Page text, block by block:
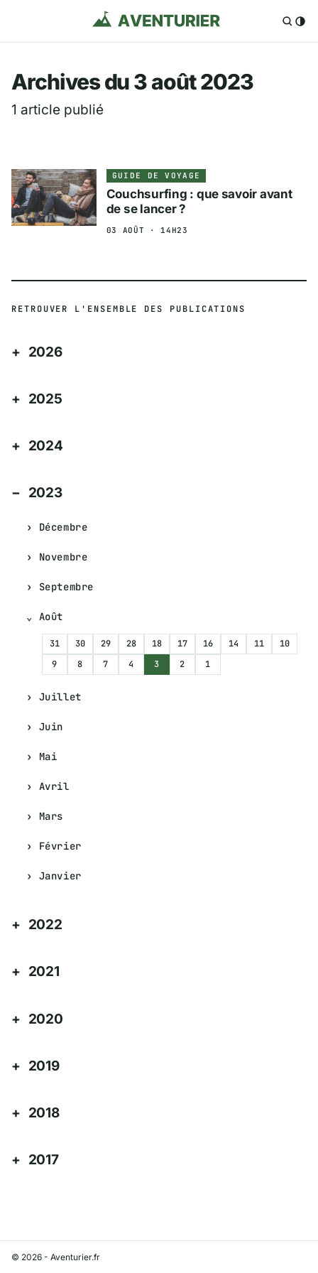
Aventurier.fr —
Archives du 3 août 2023
1 article publié
GUIDE DE VOYAGE
Couchsurfing : que savoir avant
de se lancer ?
03 AOÛT · 14H23
RETROUVER L'ENSEMBLE DES PUBLICATIONS
2026
2025
2024
2023
Décembre
Novembre
Septembre
Août
31 30 29 28 18 17 16 14 11
10
9
8 7 4 3 2 1
Juillet
Juin
Mai
Avril
Mars
Février
Janvier
2022
2021
2020
2019
2018
2017
© 2026 - Aventurier.fr